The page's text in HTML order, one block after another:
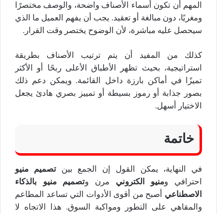
المهم أن تكون أسماء الأصناف واضحة، والوصف مختصرًا
ومغريًا، دون مبالغة أو تعقيد. يجب أن يفهم العميل ما الذي
سيحصل عليه مباشرة، لأن الوضوح يختصر وقت القرار.
كذلك من المفيد أن يتم ترتيب الأصناف بطريقة
استراتيجية، بحيث تظهر الأطباق الأعلى ربحًا أو الأكثر
تميزًا في أماكن بارزة داخل القائمة. ويمكن دعم ذلك
بصور جذابة أو رموز بسيطة أو تمييز بصري هادئ يجعل
الاختيار أسهل.
خاتمة
في النهاية، يمكن القول إن الجمع بينتصميم منيو
احترافي ومنيو الكتروني مرن وتصميم منيو بالذكاء
الاصطناعي أصبح من أقوى الأدوات التي تساعد المطاعم
والمقاهي على التطور ومواكبة السوق. هذا الاتجاه لا